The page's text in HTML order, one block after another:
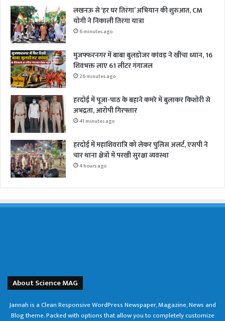
लखनऊ से ‘हर घर तिरंगा’ अभियान की शुरुआत, CM
योगी ने निकाली तिरंगा यात्रा
6 minutes ago
मुजफ्फरनगर में बाबा बुलडोजर कांवड़ ने खींचा ध्यान, 16
शिवभक्त लाए 61 लीटर गंगाजल
26 minutes ago
हरदोई में पूजा-पाठ के बहाने कमरे में बुलाकर किशोरी से
अभद्रता, आरोपी गिरफ्तार
41 minutes ago
हरदोई में महाशिवरात्रि को लेकर पुलिस अलर्ट, एसपी ने
चार थाना क्षेत्रों में परखी सुरक्षा व्यवस्था
4 hours ago
About Science MAG
Jannah is a Clean Responsive WordPress Newspaper, Magazine, News and
Blog theme. Packed with options that allow you to completely customize